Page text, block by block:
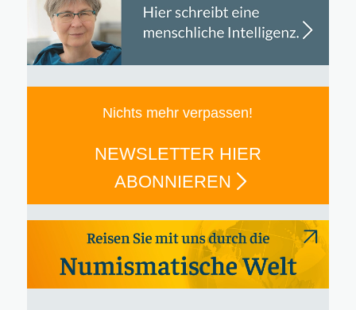
Nichts mehr verpassen!
NEWSLETTER HIER
ABONNIEREN